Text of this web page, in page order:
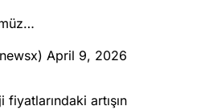
April 9, 2026
fiyatlarındaki artışın